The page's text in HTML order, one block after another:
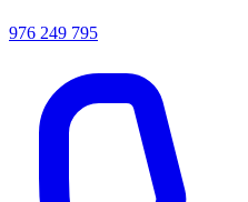
976 249 795